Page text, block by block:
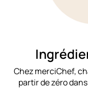
Chez merciChef,
partir de zéro